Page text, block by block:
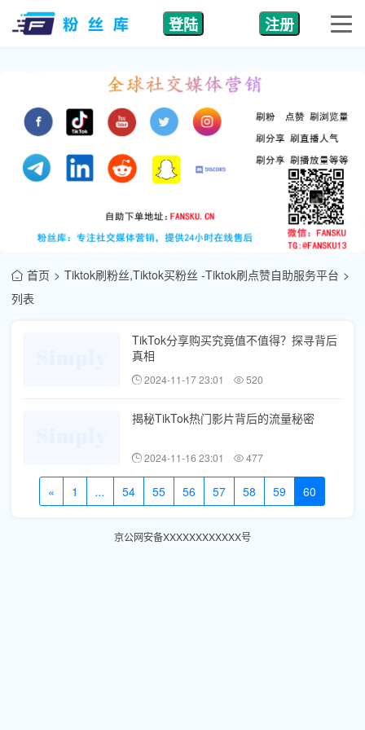
登陆 注册
首页
Tiktok刷粉丝,Tiktok买粉丝 -Tiktok刷点赞自助服务平台
列表
TikTok分享购买究竟值不值得？探寻背后
真相
2024-11-17 23:01 520
揭秘TikTok热门影片背后的流量秘密
2024-11-16 23:01 477
« 1 ... 54 55 56 57 58 59 60
京公网安备XXXXXXXXXXXX号